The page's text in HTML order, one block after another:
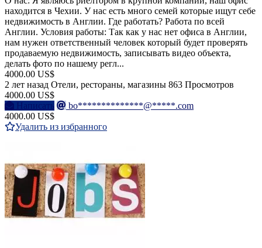
находится в Чехии. У нас есть много семей которые ищут себе
недвижимость в Англии. Где работать? Работа по всей
Англии. Условия работы: Так как у нас нет офиса в Англии,
нам нужен ответственный человек который будет проверять
продаваемую недвижимость, записывать видео объекта,
делать фото по нашему регл...
4000.00 US$
2 лет назад Отели, рестораны, магазины 863 Просмотров
4000.00 US$
Написать
bo**************@*****.com
4000.00 US$
Удалить из избранного